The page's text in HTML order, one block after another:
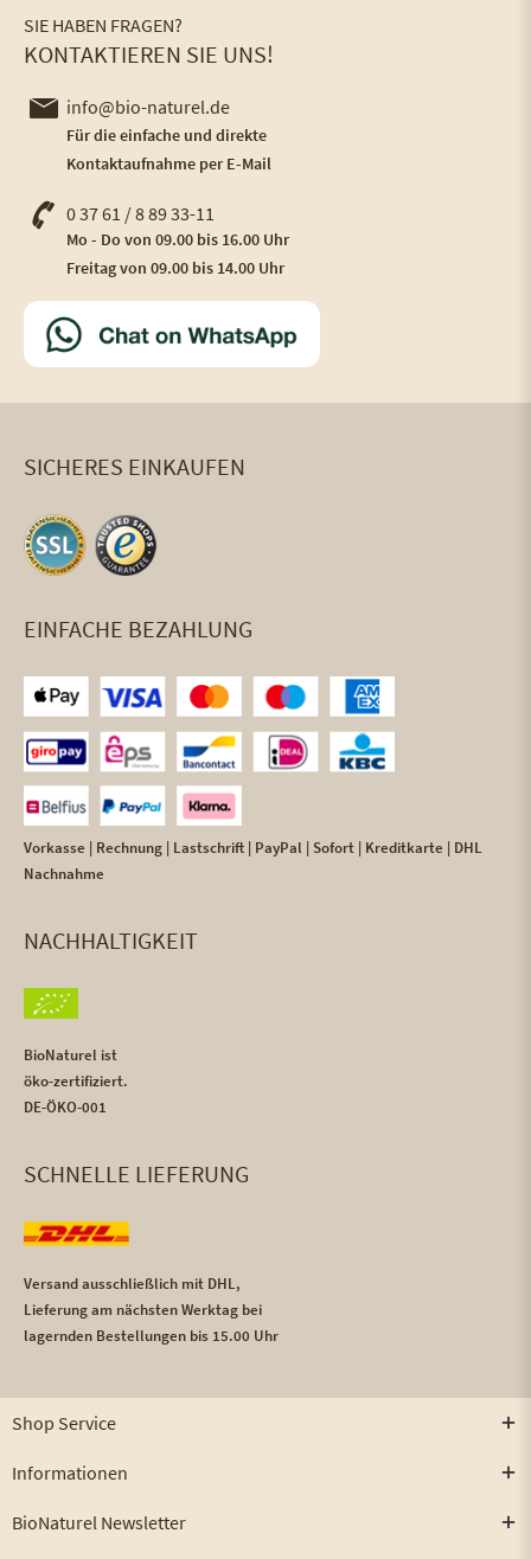
SIE HABEN FRAGEN?
KONTAKTIEREN SIE UNS!
info@bio-naturel.de
Für die einfache und direkte
Kontaktaufnahme per E-Mail
0 37 61 / 8 89 33-11
Mo - Do von 09.00 bis 16.00 Uhr
Freitag von 09.00 bis 14.00 Uhr
SICHERES EINKAUFEN
EINFACHE BEZAHLUNG
Vorkasse | Rechnung | Lastschrift | PayPal | Sofort | Kreditkarte | DHL
Nachnahme
NACHHALTIGKEIT
BioNaturel ist
öko-zertifiziert.
DE-ÖKO-001
SCHNELLE LIEFERUNG
Versand ausschließlich mit DHL,
Lieferung am nächsten Werktag bei
lagernden Bestellungen bis 15.00 Uhr
Shop Service
Informationen
BioNaturel Newsletter